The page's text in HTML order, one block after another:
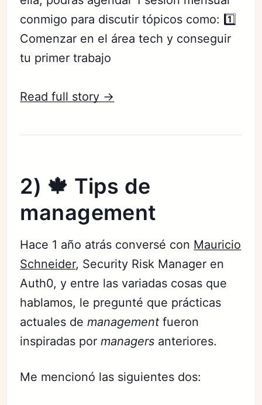
conmigo para discutir tópicos como: 1️⃣
Comenzar en el área tech y conseguir
tu primer trabajo
Read full story →
2) 🍁 Tips de
management
Hace 1 año atrás conversé con Mauricio
Schneider, Security Risk Manager en
Auth0, y entre las variadas cosas que
hablamos, le pregunté que prácticas
actuales demanagement fueron
inspiradas pormanagers anteriores.
Me mencionó las siguientes dos: